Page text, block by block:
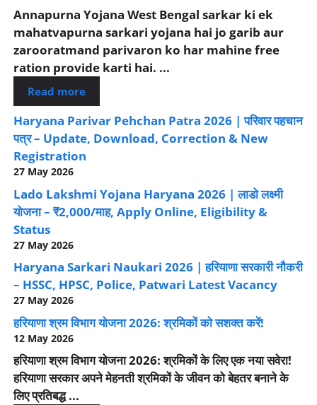
Annapurna Yojana West Bengal sarkar ki ek
mahatvapurna sarkari yojana hai jo garib aur
zarooratmand parivaron ko har mahine free
ration provide karti hai. ...
Read more
Haryana Parivar Pehchan Patra 2026 | परिवार पहचान
पत्र – Update, Download, Correction & New
Registration
27 May 2026
Lado Lakshmi Yojana Haryana 2026 | लाडो लक्ष्मी
योजना – ₹2,000/माह, Apply Online, Eligibility &
Status
27 May 2026
Haryana Sarkari Naukari 2026 | हरियाणा सरकारी नौकरी
– HSSC, HPSC, Police, Patwari Latest Vacancy
27 May 2026
हरियाणा श्रम विभाग योजना 2026: श्रमिकों को सशक्त करें!
12 May 2026
हरियाणा श्रम विभाग योजना 2026: श्रमिकों के लिए एक नया सवेरा!
हरियाणा सरकार अपने मेहनती श्रमिकों के जीवन को बेहतर बनाने के
लिए प्रतिबद्ध ...